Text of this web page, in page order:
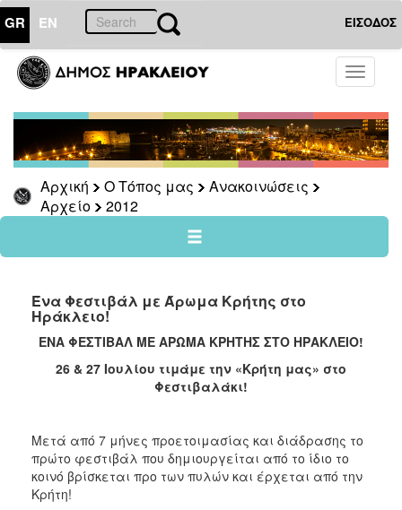
GR EN ΕΙΣΟΔΟΣ
Toggle
Αρχική Ο Τόπος μας
Ανακοινώσεις
Αρχείο
2012
ΤΟΠΟΣ
ΜΑΣ
Ανακοινώσεις
Αρχείο
2026
2025
2021
2020
2019
2016
2015
Ένα Φεστιβάλ με Άρωμα Κρήτης στο
Ηράκλειο!
ΕΝΑ ΦΕΣΤΙΒΑΛ ΜΕ ΑΡΩΜΑ ΚΡΗΤΗΣ ΣΤΟ ΗΡΑΚΛΕΙΟ!
26 & 27 Ιουλίου τιμάμε την «Κρήτη μας» στο
Φεστιβαλάκι!
Μετά από 7 μήνες προετοιμασίας και διάδρασης το
πρώτο φεστιβάλ που δημιουργείται από το ίδιο το
κοινό βρίσκεται προ των πυλών και έρχεται από την
Κρήτη!